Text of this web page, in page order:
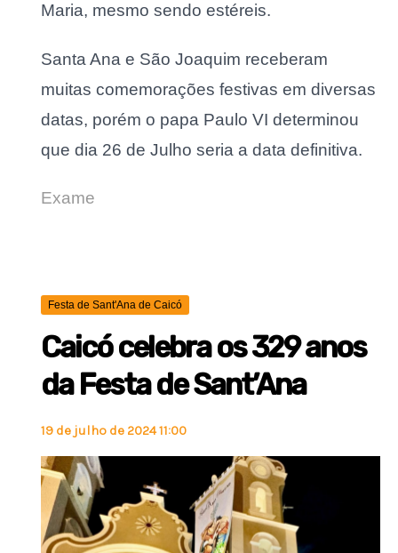
Maria, mesmo sendo estéreis.
Santa Ana e São Joaquim receberam
muitas comemorações festivas em diversas
datas, porém o papa Paulo VI determinou
que dia 26 de Julho seria a data definitiva.
Exame
Festa de Sant'Ana de Caicó
Caicó celebra os 329 anos
da Festa de Sant’Ana
19 de julho de 2024 11:00